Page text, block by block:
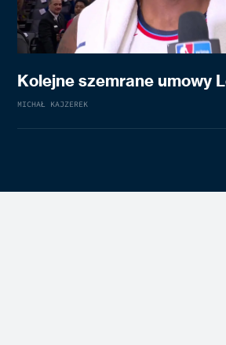
Kolejne szemrane umowy
MICHAŁ KAJZEREK